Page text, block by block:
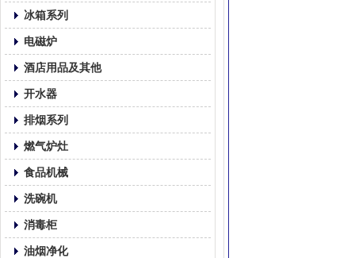
冰箱系列
电磁炉
酒店用品及其他
开水器
排烟系列
燃气炉灶
食品机械
洗碗机
消毒柜
油烟净化